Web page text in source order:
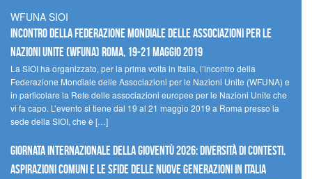
WFUNA SIOI
Incontro della Federazione Mondiale delle Associazioni per le
Nazioni Unite (WFUNA) Roma, 19-21 maggio 2019
La SIOI ha organizzato, per la prima volta in Italia, l’incontro della
Federazione Mondiale delle Associazioni per le Nazioni Unite (WFUNA) e
in particolare la Rete delle associazioni europee per le Nazioni Unite che
vi fa capo. L’evento si tiene dal 19 al 21 maggio 2019 a Roma presso la
sede della SIOI, che è […]
GIORNATA INTERNAZIONALE DELLA GIOVENTÙ 2026: DIVERSITÀ DI CONTESTI,
ASPIRAZIONI COMUNI E LE SFIDE DELLE NUOVE GENERAZIONI IN ITALIA